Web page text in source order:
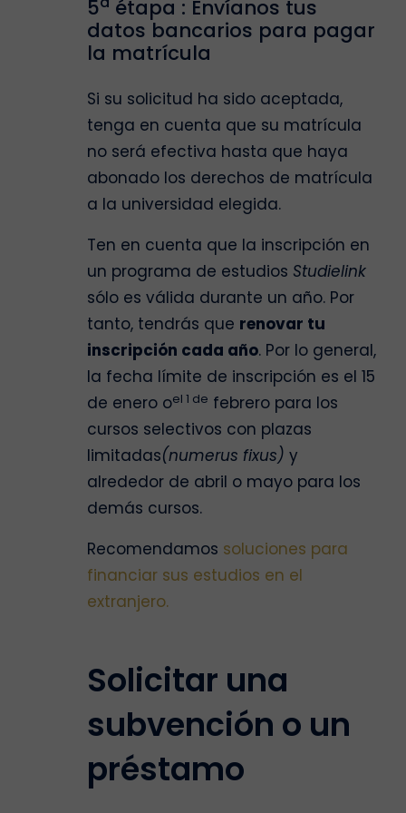
5
étapa : Envíanos tus
datos bancarios para pagar
la matrícula
Si su solicitud ha sido aceptada,
tenga en cuenta que su matrícula
no será efectiva hasta que haya
abonado los derechos de matrícula
a la universidad elegida.
Ten en cuenta que la inscripción en
un programa de estudios Studielink
sólo es válida durante un año. Por
tanto, tendrás que renovar tu
inscripción cada año. Por lo general,
la fecha límite de inscripción es el 15
de enero oel 1 de febrero para los
cursos selectivos con plazas
limitadas(numerus fixus) y
alrededor de abril o mayo para los
demás cursos.
Recomendamos soluciones para
financiar sus estudios en el
extranjero.
Solicitar una
subvención o un
préstamo